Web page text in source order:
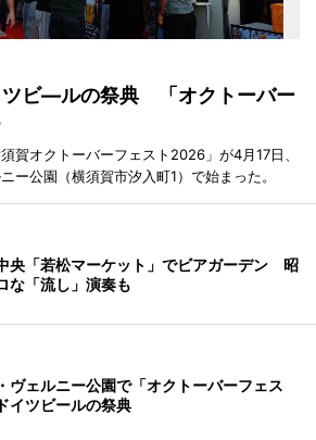
ツビ―ルの祭典 「オクトーバー
賀オクトーバーフェスト2026」が4月17日、
ー公園（横須賀市汐入町1）で始まった。
央「若松マーケット」でビアガーデン 昭
な「流し」演奏も
ヴェルニー公園で「オクトーバーフェス
イツビールの祭典